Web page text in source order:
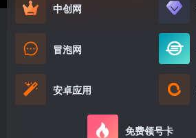
中创网
冒泡网
安卓应用
免费领号卡